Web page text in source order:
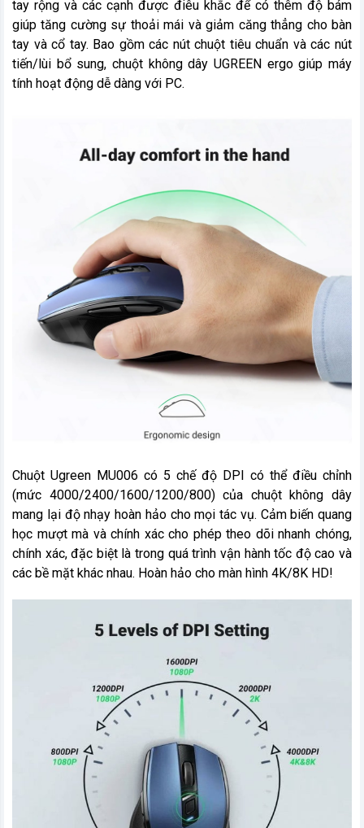
tay rộng và các cạnh được điêu khắc để có thêm độ bám
giúp tăng cường sự thoải mái và giảm căng thẳng cho bàn
tay và cổ tay. Bao gồm các nút chuột tiêu chuẩn và các nút
tiến/lùi bổ sung, chuột không dây UGREEN ergo giúp máy
tính hoạt động dễ dàng với PC.
Chuột Ugreen MU006 có 5 chế độ DPI có thể điều chỉnh
(mức 4000/2400/1600/1200/800) của chuột không dây
mang lại độ nhạy hoàn hảo cho mọi tác vụ. Cảm biến quang
học mượt mà và chính xác cho phép theo dõi nhanh chóng,
chính xác, đặc biệt là trong quá trình vận hành tốc độ cao và
các bề mặt khác nhau. Hoàn hảo cho màn hình 4K/8K HD!